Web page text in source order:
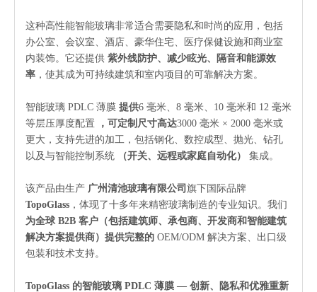
这种高性能智能玻璃非常适合需要隐私和时尚的应用，包括
办公室、会议室、酒店、豪华住宅、医疗保健设施和商业室
内装饰。它还提供 紫外线防护、减少眩光、隔音和能源效
率 ，使其成为可持续建筑和室内项目的可靠解决方案。
智能玻璃 PDLC 薄膜 提供6 毫米、8 毫米、10 毫米和 12 毫米
等层压厚度配置
，可定制尺寸高达3000 毫米 × 2000 毫米或
更大，支持先进的加工，包括钢化、数控成型、抛光、钻孔
以及与智能控制系统
（开关、远程或家庭自动化） 集成。
该产品由生产 广州清池玻璃有限公司 旗下国际品牌
TopoGlass ，体现了十多年来精密玻璃制造的专业知识。我们
为全球 B2B 客户（包括建筑师、承包商、开发商和智能建筑
解决方案提供商）提供完整的 OEM/ODM 解决方案、出口级
包装和技术支持。
TopoGlass 的智能玻璃 PDLC 薄膜 — 创新、隐私和优雅重新